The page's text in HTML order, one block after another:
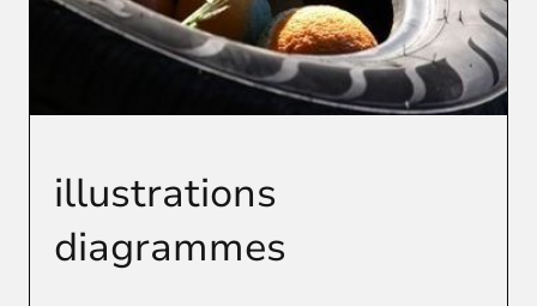
illustrations
diagrammes